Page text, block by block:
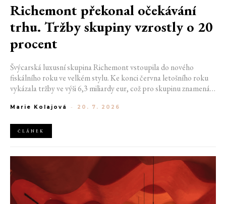
Richemont překonal očekávání
trhu. Tržby skupiny vzrostly o 20
procent
Švýcarská luxusní skupina Richemont vstoupila do nového
fiskálního roku ve velkém stylu. Ke konci června letošního roku
vykázala tržby ve výši 6,3 miliardy eur, což pro skupinu znamená
luxusním zůstává i přes přetrvávající ekonomickou nejistotu
Marie Kolajová - 20. 7. 2026
ČLÁNEK